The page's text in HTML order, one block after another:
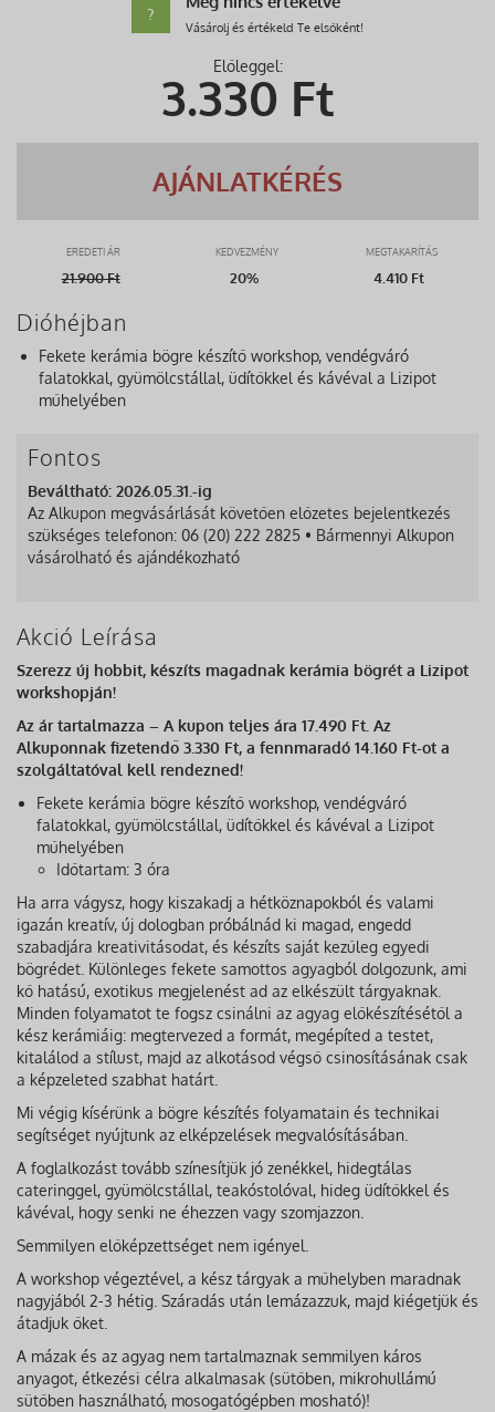
?
Vásárolj és értékeld Te elsőként!
Előleggel:
3.330 Ft
AJÁNLATKÉRÉS
EREDETI ÁR KEDVEZMÉNY MEGTAKARÍTÁS
21.900Ft 20% 4.410 Ft
Dióhéjban
Fekete kerámia bögre készítő workshop, vendégváró
falatokkal, gyümölcstállal, üdítőkkel és kávéval a Lizipot
műhelyében
Fontos
Beváltható: 2026.05.31.-ig
Az Alkupon megvásárlását követően előzetes bejelentkezés
szükséges telefonon: 06 (20) 222 2825 • Bármennyi Alkupon
vásárolható és ajándékozható
Akció Leírása
Szerezz új hobbit, készíts magadnak kerámia bögrét a Lizipot
workshopján!
Az ár tartalmazza – A kupon teljes ára 17.490 Ft. Az
Alkuponnak fizetendő 3.330 Ft, a fennmaradó 14.160 Ft-ot a
szolgáltatóval kell rendezned!
Fekete kerámia bögre készítő workshop, vendégváró
falatokkal, gyümölcstállal, üdítőkkel és kávéval a Lizipot
műhelyében
Időtartam: 3 óra
Ha arra vágysz, hogy kiszakadj a hétköznapokból és valami
igazán kreatív, új dologban próbálnád ki magad, engedd
szabadjára kreativitásodat, és készíts saját kezűleg egyedi
bögrédet. Különleges fekete samottos agyagból dolgozunk, ami
kő hatású, exotikus megjelenést ad az elkészült tárgyaknak.
Minden folyamatot te fogsz csinálni az agyag előkészítésétől a
kész kerámiáig: megtervezed a formát, megépíted a testet,
kitalálod a stílust, majd az alkotásod végső csinosításának csak
a képzeleted szabhat határt.
Mi végig kísérünk a bögre készítés folyamatain és technikai
segítséget nyújtunk az elképzelések megvalósításában.
A foglalkozást tovább színesítjük jó zenékkel, hidegtálas
cateringgel, gyümölcstállal, teakóstolóval, hideg üdítőkkel és
kávéval, hogy senki ne éhezzen vagy szomjazzon.
Semmilyen előképzettséget nem igényel.
A workshop végeztével, a kész tárgyak a műhelyben maradnak
nagyjából 2-3 hétig. Száradás után lemázazzuk, majd kiégetjük és
átadjuk őket.
A mázak és az agyag nem tartalmaznak semmilyen káros
anyagot, étkezési célra alkalmasak (sütőben, mikrohullámú
sütőben használható, mosogatógépben mosható)!